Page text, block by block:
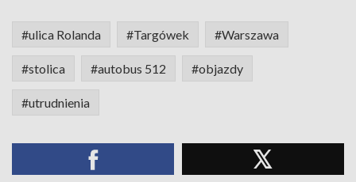
#ulica Rolanda #Targówek #Warszawa
#stolica #autobus 512 #objazdy
#utrudnienia